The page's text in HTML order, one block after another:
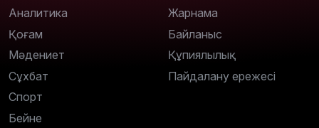
Аналитика
Қоғам
Мәдениет
Сұхбат
Спорт
Бейне
Жарнама
Байланыс
Құпиялылық
Пайдалану ережесі